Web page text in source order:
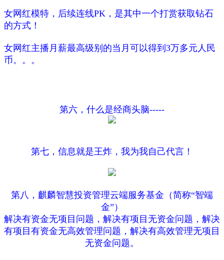
女网红模特，后续连线PK，是其中一个打赏获取钻石
的方式！
女网红主播月薪最高级别的当月可以得到3万多元人民
币。。。
第六，什么是经商头脑-----
第七，信息就是王炸，我为我自己代言！
第八， 麒麟智慧投资管理云端服务基金（简称“智端
金”）
解决有资金无项目问题，解决有项目无资金问题，解决
有项目有资金无高效管理问题，解决有高效管理无项目
无资金问题。